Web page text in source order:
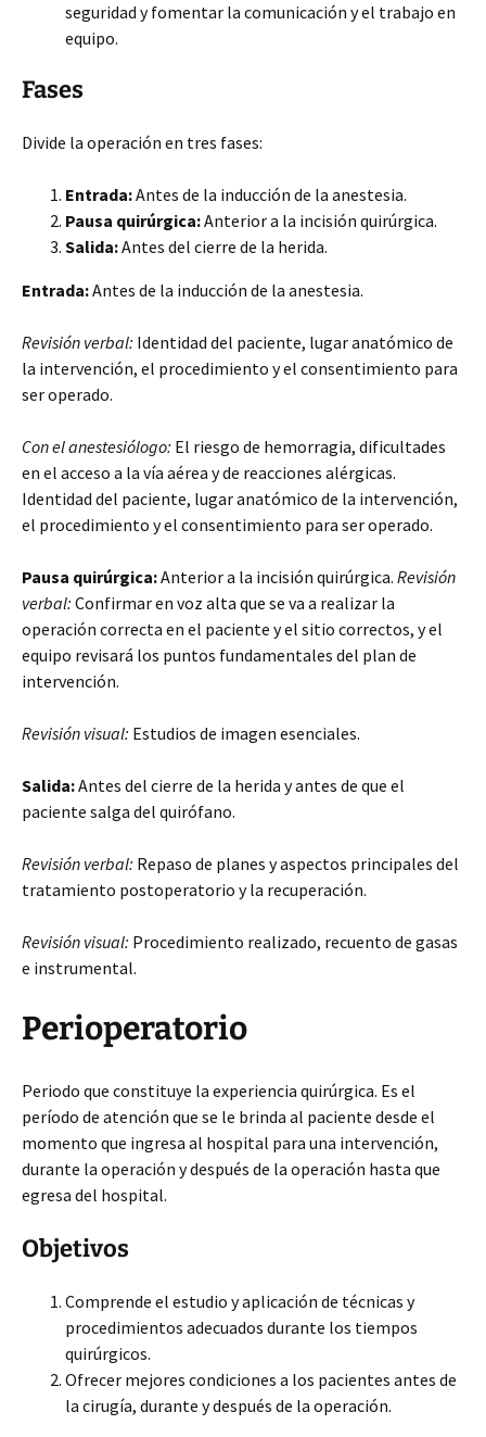
seguridad y fomentar la comunicación y el trabajo en
equipo.
Fases
Divide la operación en tres fases:
Entrada:Antes de la inducción de la anestesia.
Pausa quirúrgica:Anterior a la incisión quirúrgica.
Salida:Antes del cierre de la herida.
Entrada:Antes de la inducción de la anestesia.
Revisión verbal: Identidad del paciente, lugar anatómico de
la intervención, el procedimiento y el consentimiento para
ser operado.
Con el anestesiólogo: El riesgo de hemorragia, dificultades
en el acceso a la vía aérea y de reacciones alérgicas.
Identidad del paciente, lugar anatómico de la intervención,
el procedimiento y el consentimiento para ser operado.
Pausa quirúrgica:Anterior a la incisión quirúrgica. Revisión
verbal: Confirmar en voz alta que se va a realizar la
operación correcta en el paciente y el sitio correctos, y el
equipo revisará los puntos fundamentales del plan de
intervención.
Revisión visual: Estudios de imagen esenciales.
Salida:Antes del cierre de la herida y antes de que el
paciente salga del quirófano.
Revisión verbal: Repaso de planes y aspectos principales del
tratamiento postoperatorio y la recuperación.
Revisión visual: Procedimiento realizado, recuento de gasas
e instrumental.
Perioperatorio
Periodo que constituye la experiencia quirúrgica. Es el
período de atención que se le brinda al paciente desde el
momento que ingresa al hospital para una intervención,
durante la operación y después de la operación hasta que
egresa del hospital.
Objetivos
Comprende el estudio y aplicación de técnicas y
procedimientos adecuados durante los tiempos
quirúrgicos.
Ofrecer mejores condiciones a los pacientes antes de
la cirugía, durante y después de la operación.